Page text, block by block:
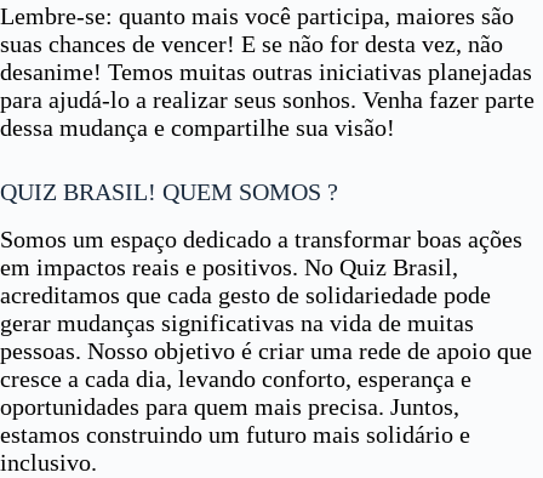
Lembre-se: quanto mais você participa, maiores são
suas chances de vencer! E se não for desta vez, não
desanime! Temos muitas outras iniciativas planejadas
para ajudá-lo a realizar seus sonhos. Venha fazer parte
dessa mudança e compartilhe sua visão!
QUIZ BRASIL! QUEM SOMOS ?
Somos um espaço dedicado a transformar boas ações
em impactos reais e positivos. No Quiz Brasil,
acreditamos que cada gesto de solidariedade pode
gerar mudanças significativas na vida de muitas
pessoas. Nosso objetivo é criar uma rede de apoio que
cresce a cada dia, levando conforto, esperança e
oportunidades para quem mais precisa. Juntos,
estamos construindo um futuro mais solidário e
inclusivo.